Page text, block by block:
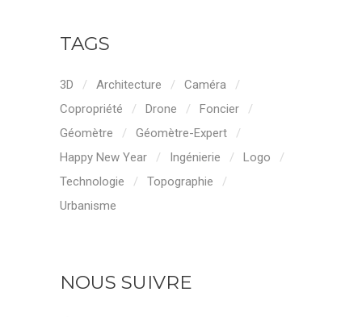
TAGS
3D Architecture
Caméra
Copropriété
Drone
Foncier
Géomètre
Géomètre-Expert
Happy New Year
Ingénierie
Logo
Technologie
Topographie
Urbanisme
NOUS SUIVRE